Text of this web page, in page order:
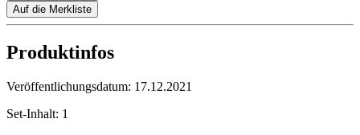
Auf die Merkliste
Produktinfos
Veröffentlichungsdatum: 17.12.2021
Set-Inhalt: 1